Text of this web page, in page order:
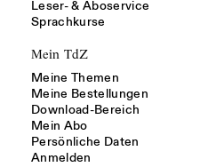
Leser- & Aboservice
Sprachkurse
Mein TdZ
Meine Themen
Meine Bestellungen
Download-Bereich
Mein Abo
Persönliche Daten
Anmelden